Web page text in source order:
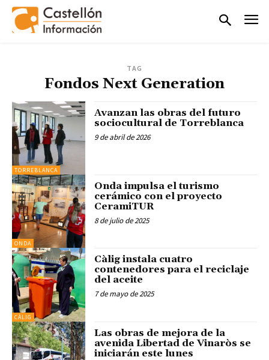
TAG
Fondos Next Generation
TORREBLANCA
Avanzan las obras del futuro
sociocultural de Torreblanca
9 de abril de 2026
ONDA
Onda impulsa el turismo
cerámico con el proyecto
CeramiTUR
8 de julio de 2025
CÀLIG
Càlig instala cuatro
contenedores para el reciclaje
del aceite
7 de mayo de 2025
Las obras de mejora de la
avenida Libertad de Vinaròs se
iniciarán este lunes